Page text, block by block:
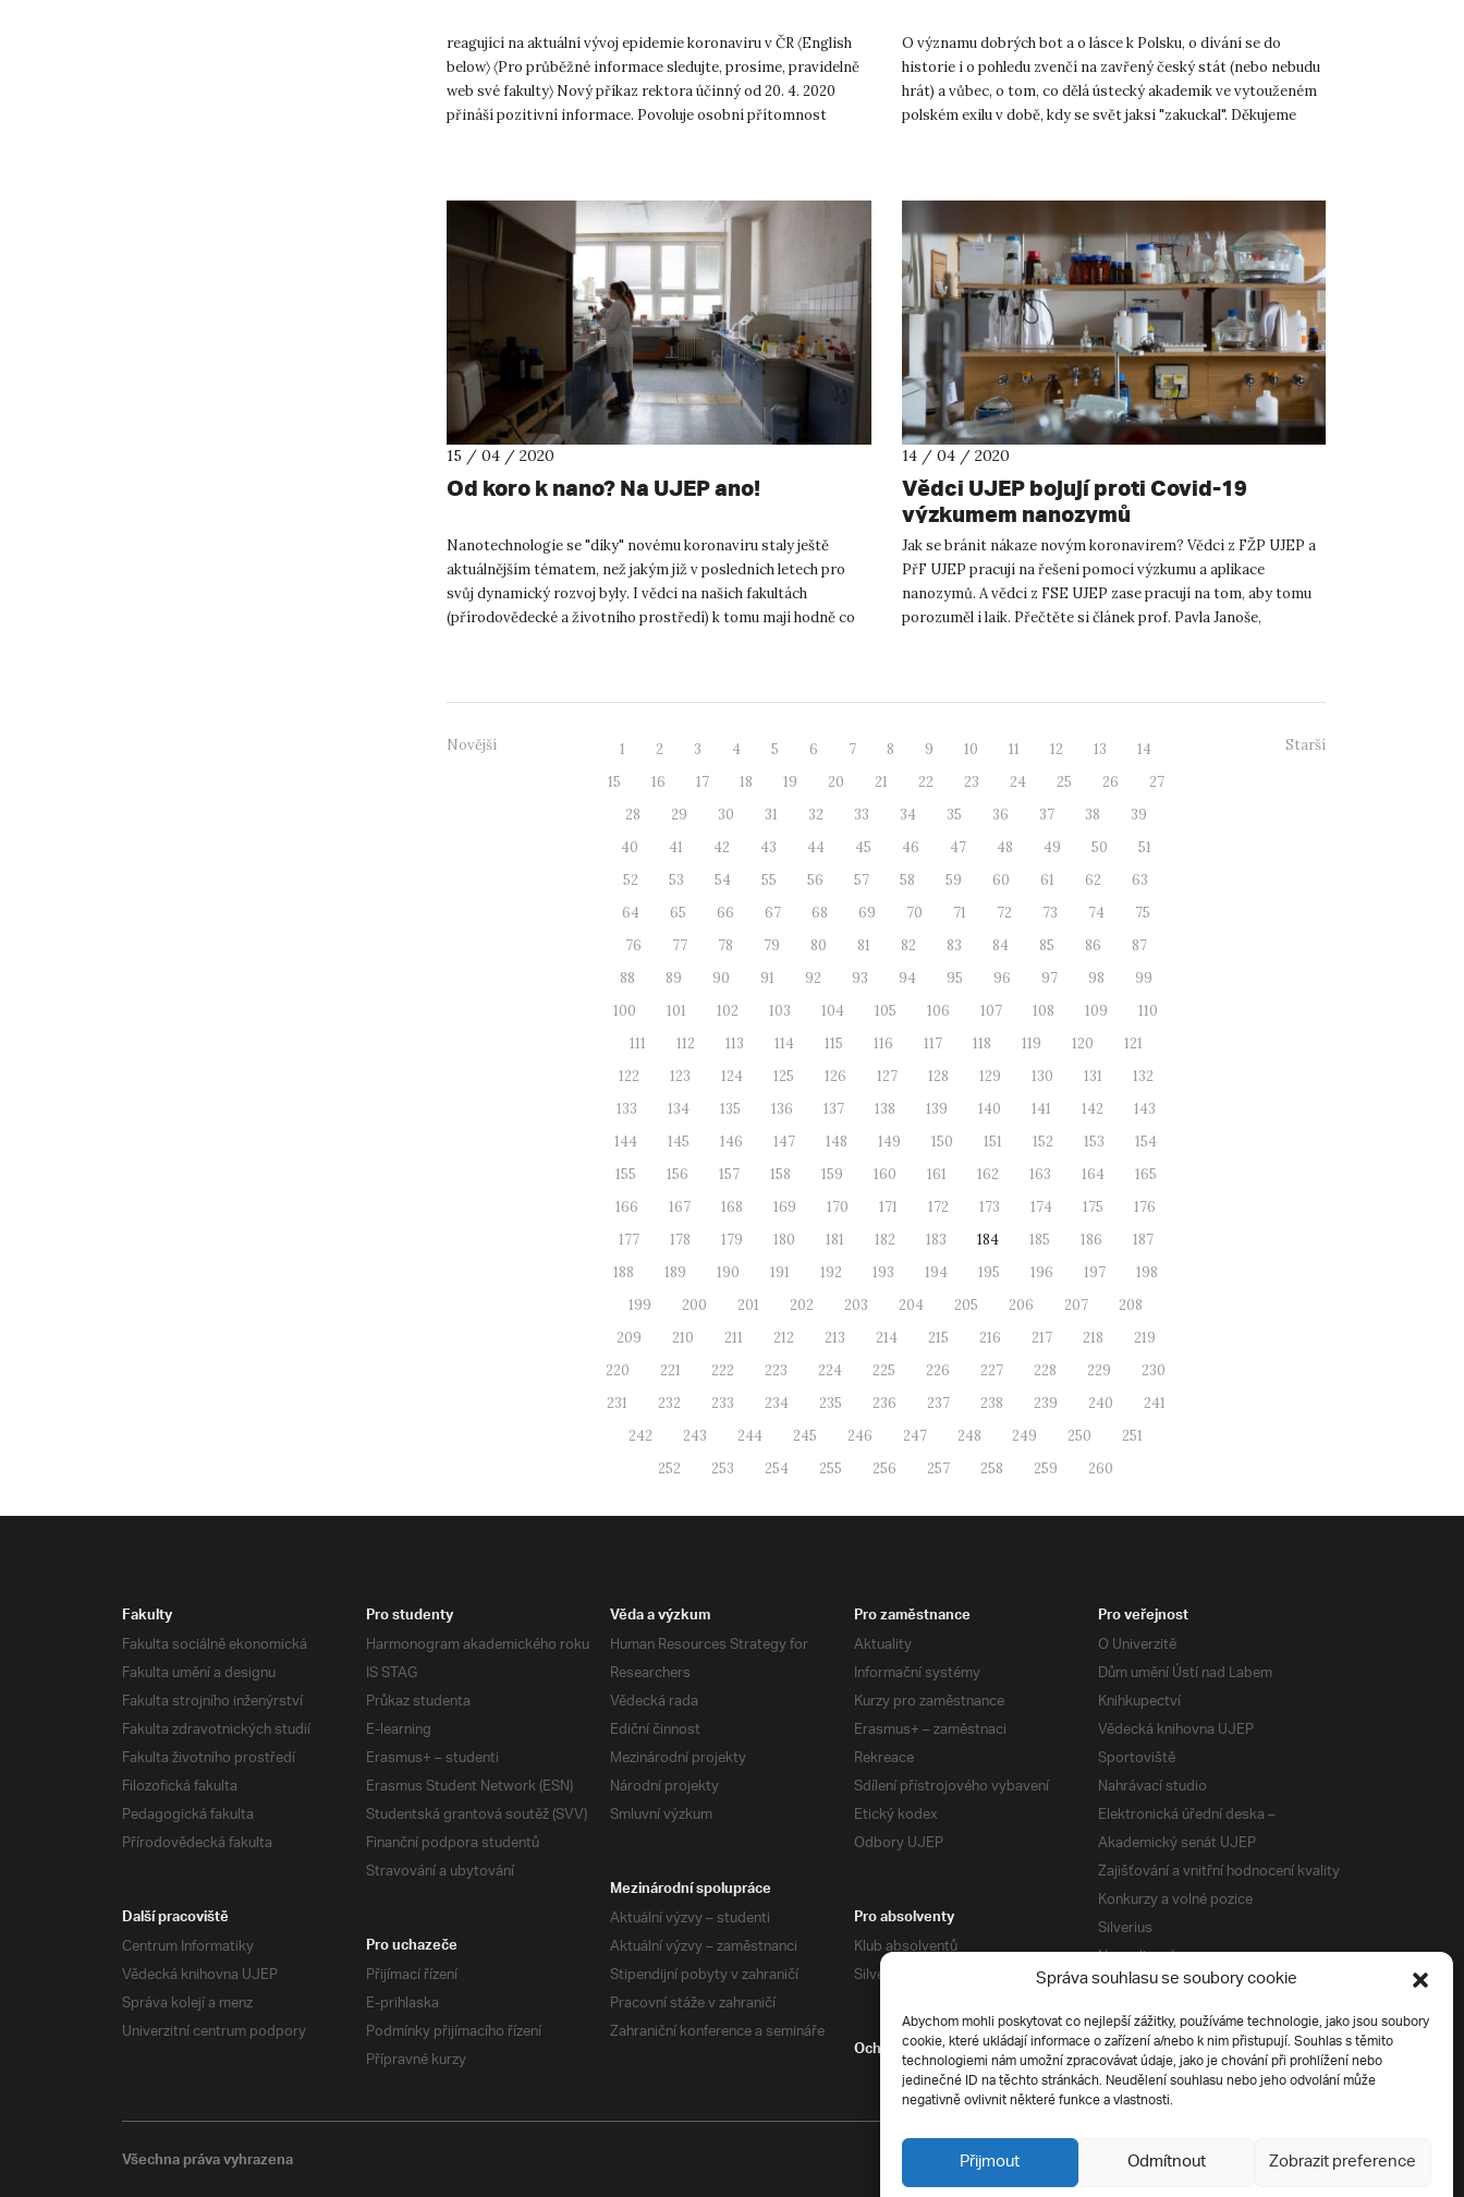
Správa souhlasu se soubory cookie
Abychom mohli poskytovat co nejlepší zážitky, používáme technologie, jako jsou soubory
cookie, které ukládají informace o zařízení a/nebo k nim přistupují. Souhlas s těmito
technologiemi nám umožní zpracovávat údaje, jako je chování při prohlížení nebo
jedinečné ID na těchto stránkách. Neudělení souhlasu nebo jeho odvolání může
negativně ovlivnit některé funkce a vlastnosti.
Přijmout Odmítnout Zobrazit preference
reagující na aktuální vývoj epidemie koronaviru v ČR 〈English
below〉 〈Pro průběžné informace sledujte, prosíme, pravidelně
web své fakulty〉 Nový příkaz rektora účinný od 20. 4. 2020
přináší pozitivní informace. Povoluje osobní přítomnost
O významu dobrých bot a o lásce k Polsku, o dívání se do
historie i o pohledu zvenčí na zavřený český stát (nebo nebudu
hrát) a vůbec, o tom, co dělá ústecký akademik ve vytouženém
polském exilu v době, kdy se svět jaksi "zakuckal". Děkujeme
15 / 04 / 2020
Od koro k nano? Na UJEP ano!
Nanotechnologie se "díky" novému koronaviru staly ještě
aktuálnějším tématem, než jakým již v posledních letech pro
svůj dynamický rozvoj byly. I vědci na našich fakultách
(přírodovědecké a životního prostředí) k tomu mají hodně co
14 / 04 / 2020
Vědci UJEP bojují proti Covid-19
výzkumem nanozymů
Jak se bránit nákaze novým koronavirem? Vědci z FŽP UJEP a
PřF UJEP pracují na řešení pomocí výzkumu a aplikace
nanozymů. A vědci z FSE UJEP zase pracují na tom, aby tomu
porozuměl i laik. Přečtěte si článek prof. Pavla Janoše,
Novější 1 2 3 4 5 6 7 8 9 10 11 12 13
14
15
16 17 18 19 20 21 22 23 24 25 26
27
28
29 30 31 32 33 34 35 36 37 38
39
40
41 42 43 44 45 46 47 48 49 50
51
52
53 54 55 56 57 58 59 60 61 62
63
64
65 66 67 68 69 70 71 72 73 74
75
76
77 78 79 80 81 82 83 84 85 86
87
88
89 90 91 92 93 94 95 96 97 98
99
100
101 102 103 104 105 106 107 108 109
110
111
112 113 114 115 116 117 118 119 120
121
122
123 124 125 126 127 128 129 130 131
132
133
134 135 136 137 138 139 140 141 142
143
144
145 146 147 148 149 150 151 152 153
154
155
156 157 158 159 160 161 162 163 164
165
166
167 168 169 170 171 172 173 174 175
176
177
178 179 180 181 182 183 184 185 186
187
188
189 190 191 192 193 194 195 196 197
198
199
200 201 202 203 204 205 206 207
208
209
210 211 212 213 214 215 216 217 218
219
220
221 222 223 224 225 226 227 228 229
230
231
232 233 234 235 236 237 238 239 240
241
242
243 244 245 246 247 248 249 250
251
252
253 254 255 256 257 258 259 260
Starší
Fakulty
Fakulta sociálně ekonomická
Fakulta umění a designu
Fakulta strojního inženýrství
Fakulta zdravotnických studií
Fakulta životního prostředí
Filozofická fakulta
Pedagogická fakulta
Přírodovědecká fakulta
Pro studenty
Harmonogram akademického roku
IS STAG
Průkaz studenta
E-learning
Erasmus+ – studenti
Erasmus Student Network (ESN)
Studentská grantová soutěž (SVV)
Finanční podpora studentů
Stravování a ubytování
Věda a výzkum
Human Resources Strategy for
Researchers
Vědecká rada
Ediční činnost
Mezinárodní projekty
Národní projekty
Smluvní výzkum
Pro zaměstnance
Aktuality
Informační systémy
Kurzy pro zaměstnance
Erasmus+ – zaměstnaci
Rekreace
Sdílení přístrojového vybavení
Etický kodex
Odbory UJEP
Pro veřejnost
O Univerzitě
Dům umění Ústí nad Labem
Knihkupectví
Vědecká knihovna UJEP
Sportoviště
Nahrávací studio
Elektronická úřední deska –
Akademický senát UJEP
Zajišťování a vnitřní hodnocení kvality
Konkurzy a volné pozice
Silverius
Napsali o nás
Tiskové zprávy
Mezinárodní spolupráce
Aktuální výzvy – studenti
Aktuální výzvy – zaměstnanci
Stipendijní pobyty v zahraničí
Pracovní stáže v zahraničí
Zahraniční konference a semináře
Další pracoviště
Centrum Informatiky
Vědecká knihovna UJEP
Správa kolejí a menz
Univerzitní centrum podpory
Pro absolventy
Klub absolventů
Silverius
Pro uchazeče
Přijímací řízení
E-prihlaska
Podmínky přijímacího řízení
Přípravné kurzy
Ochrana soukromí
Všechna práva vyhrazena